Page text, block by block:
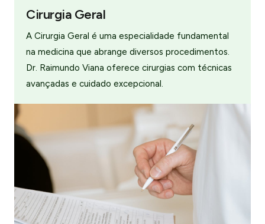
Cirurgia Geral
A Cirurgia Geral é uma especialidade fundamental
na medicina que abrange diversos procedimentos.
Dr. Raimundo Viana oferece cirurgias com técnicas
avançadas e cuidado excepcional.